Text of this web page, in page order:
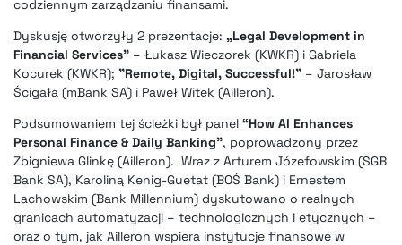
codziennym zarządzaniu finansami.
Dyskusję otworzyły 2 prezentacje: „Legal Development in
Financial Services” – Łukasz Wieczorek (KWKR) i Gabriela
Kocurek (KWKR); ”Remote, Digital, Successful!” – Jarosław
Ścigała (mBank SA) i Paweł Witek (Ailleron).
Podsumowaniem tej ścieżki był panel “How AI Enhances
Personal Finance & Daily Banking”, poprowadzony przez
Zbigniewa Glinkę (Ailleron). Wraz z Arturem Józefowskim (SGB
Bank SA), Karoliną Kenig-Guetat (BOŚ Bank) i Ernestem
Lachowskim (Bank Millennium) dyskutowano o realnych
granicach automatyzacji – technologicznych i etycznych –
oraz o tym, jak Ailleron wspiera instytucje finansowe w